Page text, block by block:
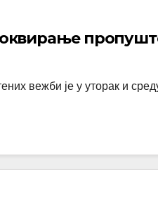
вежби је у уторак и